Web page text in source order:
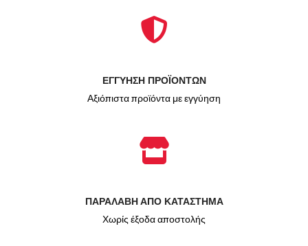
ΕΓΓΥΗΣΗ ΠΡΟΪΟΝΤΩΝ
Αξιόπιστα προϊόντα με εγγύηση
ΠΑΡΑΛΑΒΗ ΑΠΟ ΚΑΤΑΣΤΗΜΑ
Χωρίς έξοδα αποστολής